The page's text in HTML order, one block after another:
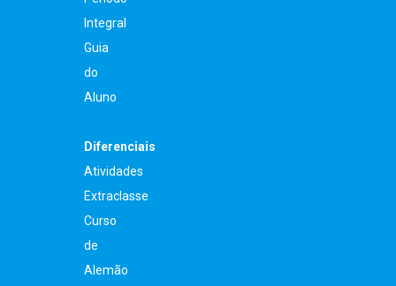
Integral
Guia
do
Aluno
Diferenciais
Atividades
Extraclasse
Curso
de
Alemão